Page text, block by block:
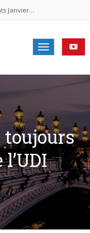
Janvier…
Novembre…
Juin…
MUNICIPALES 2026
N°2-2026
toujours